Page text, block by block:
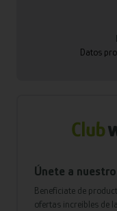
Datos
Únete a
Benefíciate de
ofertas increíbles de